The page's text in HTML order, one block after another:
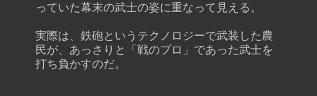
っていた幕末の武士の姿に重なって見える。
実際は、鉄砲というテクノロジーで武装した農
民が、あっさりと「戦のプロ」であった武士を
打ち負かすのだ。